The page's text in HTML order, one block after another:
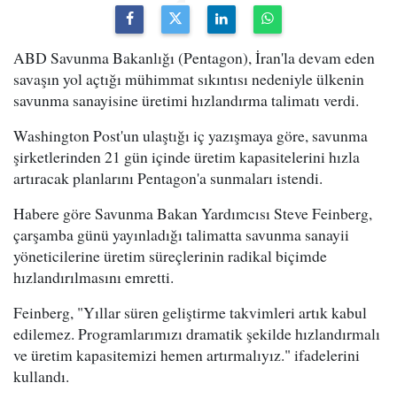
ABD Savunma Bakanlığı (Pentagon), İran'la devam eden
savaşın yol açtığı mühimmat sıkıntısı nedeniyle ülkenin
savunma sanayisine üretimi hızlandırma talimatı verdi.
Washington Post'un ulaştığı iç yazışmaya göre, savunma
şirketlerinden 21 gün içinde üretim kapasitelerini hızla
artıracak planlarını Pentagon'a sunmaları istendi.
Habere göre Savunma Bakan Yardımcısı Steve Feinberg,
çarşamba günü yayınladığı talimatta savunma sanayii
yöneticilerine üretim süreçlerinin radikal biçimde
hızlandırılmasını emretti.
Feinberg, "Yıllar süren geliştirme takvimleri artık kabul
edilemez. Programlarımızı dramatik şekilde hızlandırmalı
ve üretim kapasitemizi hemen artırmalıyız." ifadelerini
kullandı.